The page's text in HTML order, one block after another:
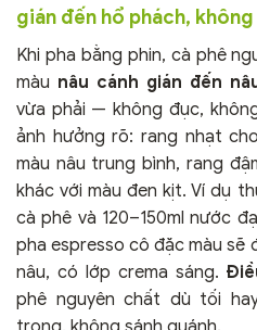
gián đến hổ phách,
Khi pha bằng phin, cà phê
màu nâu cánh gián đến
vừa phải — không đục,
ảnh hưởng rõ: rang nhạt
màu nâu trung bình, rang
khác với màu đen kịt. Ví dụ
cà phê và 120–150ml nước
pha espresso cô đặc màu sẽ
nâu, có lớp crema sáng.
phê nguyên chất dù tối